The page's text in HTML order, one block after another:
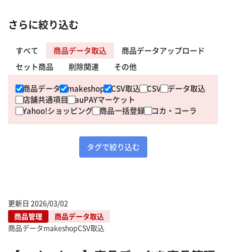
さらに絞り込む
すべて 商品データ取込
商品データアップロード
セット商品
削除関連
その他
商品データ makeshop CSV取込 CSV データ取込
店舗共通項目 auPAYマーケット
Yahoo!ショッピング 商品一括登録 コカ・コーラ
タグで絞り込む
更新日 2026/03/02
商品管理
商品データ取込
商品データmakeshopCSV取込